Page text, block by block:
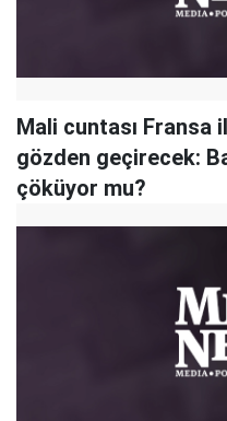
Mali cuntası Fransa
gözden geçirecek:
çöküyor mu?